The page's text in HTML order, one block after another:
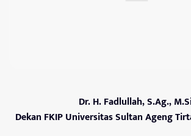
Dr. H. Fadlullah, S.Ag.,
Dekan FKIP Universitas Sultan Ageng